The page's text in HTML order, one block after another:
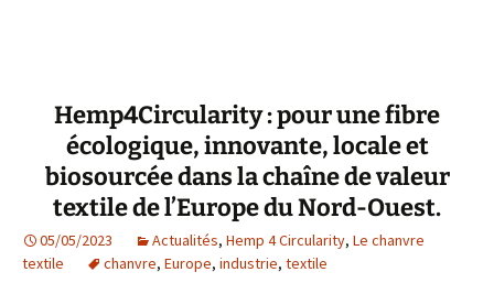
Hemp4Circularity : pour une fibre
écologique, innovante, locale et
biosourcée dans la chaîne de valeur
textile de l’Europe du Nord-Ouest.
05/05/2023 Actualités, Hemp 4 Circularity, Le chanvre
textile
chanvre, Europe, industrie, textile